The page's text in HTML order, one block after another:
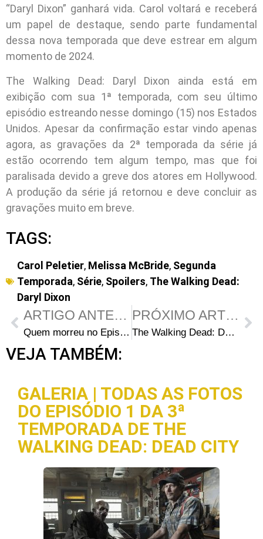
“Daryl Dixon” ganhará vida. Carol voltará e receberá
um papel de destaque, sendo parte fundamental
dessa nova temporada que deve estrear em algum
momento de 2024.
The Walking Dead: Daryl Dixon ainda está em
exibição com sua 1ª temporada, com seu último
episódio estreando nesse domingo (15) nos Estados
Unidos. Apesar da confirmação estar vindo apenas
agora, as gravações da 2ª temporada da série já
estão ocorrendo tem algum tempo, mas que foi
paralisada devido a greve dos atores em Hollywood.
A produção da série já retornou e deve concluir as
gravações muito em breve.
TAGS:
Carol Peletier, Melissa McBride, Segunda
Temporada, Série, Spoilers, The Walking Dead:
Daryl Dixon
ARTIGO ANTERIOR
Quem morreu no Episódio 6 da 1ª Temporada de The Walking Dead: Daryl Dixon?
PRÓXIMO ARTIGO
The Walking Dead: Daryl Dixon ganha subtítulo na 2ª Temporada para retorno de Carol
VEJA TAMBÉM:
GALERIA | TODAS AS FOTOS
DO EPISÓDIO 1 DA 3ª
TEMPORADA DE THE
WALKING DEAD: DEAD CITY